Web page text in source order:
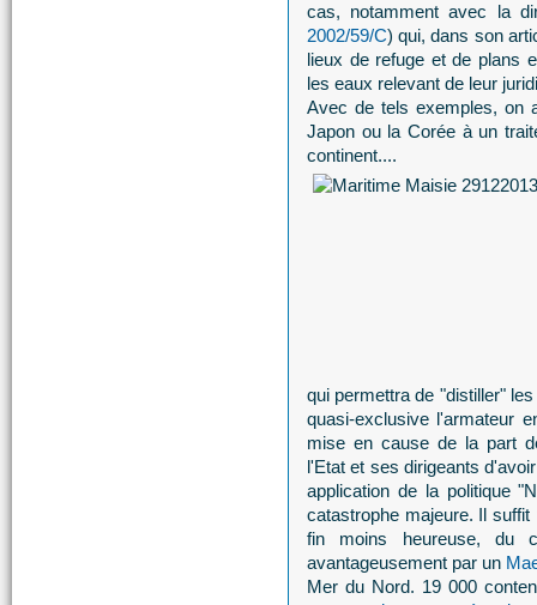
cas, notamment avec la
2002/59/C) qui, dans son
lieux de refuge et de plans
les eaux relevant de leur
Avec de tels exemples, on
Japon ou la Corée à un
continent....
qui permettra de "distiller"
quasi-exclusive l'armateur
mise en cause de la part
l'Etat et ses dirigeants
application de la politique
catastrophe majeure. Il
fin moins heureuse, du
avantageusement par un
Mer du Nord. 19 000